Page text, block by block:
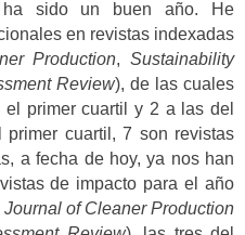
sido un buen año. He
en revistas indexadas
Production,Sustainability
Review), de las cuales
primer cuartil y 2 a las del
cuartil, 7 son revistas
a fecha de hoy, ya nos han
de impacto para el año
Journal of Cleaner Production